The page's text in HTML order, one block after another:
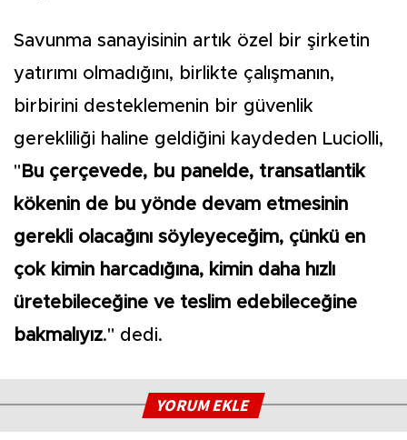
Savunma sanayisinin artık özel bir şirketin
yatırımı olmadığını, birlikte çalışmanın,
birbirini desteklemenin bir güvenlik
gerekliliği haline geldiğini kaydeden Luciolli,
" Bu çerçevede, bu panelde, transatlantik
kökenin de bu yönde devam etmesinin
gerekli olacağını söyleyeceğim, çünkü en
çok kimin harcadığına, kimin daha hızlı
üretebileceğine ve teslim edebileceğine
bakmalıyız." dedi.
YORUM EKLE